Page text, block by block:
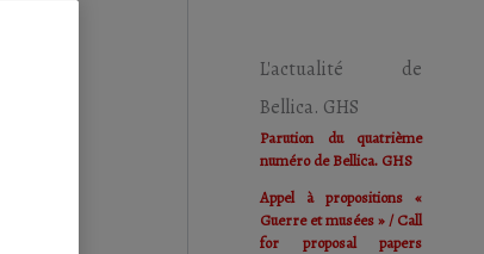
L'actualité de
Bellica. GHS
Parution du quatrième
numéro de Bellica. GHS
Appel à propositions «
Guerre et musées » / Call
for proposal papers